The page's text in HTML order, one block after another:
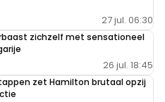
27 jul. 06:30
zichzelf met sensationeel
26 jul. 18:45
zet Hamilton brutaal opzij